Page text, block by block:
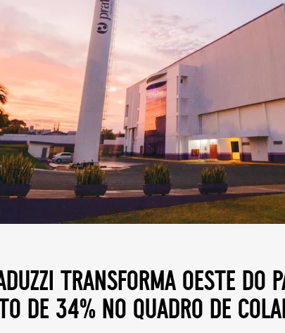
transforma oeste do
de 34% no quadro de